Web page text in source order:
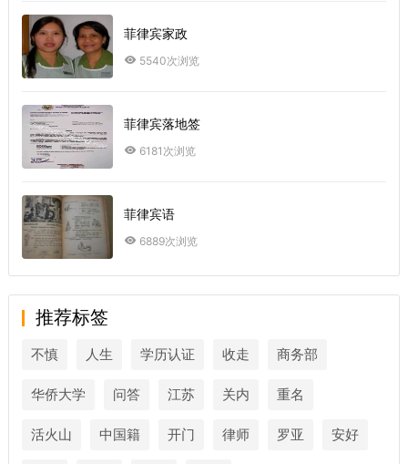
菲律宾家政
5540次浏览
菲律宾落地签
6181次浏览
菲律宾语
6889次浏览
推荐标签
不慎 人生 学历认证 收走 商务部
华侨大学 问答 江苏 关内 重名
活火山 中国籍 开门 律师 罗亚 安好